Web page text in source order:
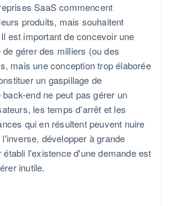
SaaS commencent
produits, mais souhaitent
est important de concevoir une
gérer des milliers (ou des
mais une conception trop élaborée
un gaspillage de
end ne peut pas gérer un
les temps d’arrêt et les
qui en résultent peuvent nuire
développer à grande
l'existence d'une demande est
inutile.